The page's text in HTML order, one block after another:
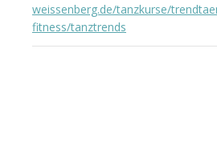
weissenberg.de/tanzkurse/
fitness/tanztrends